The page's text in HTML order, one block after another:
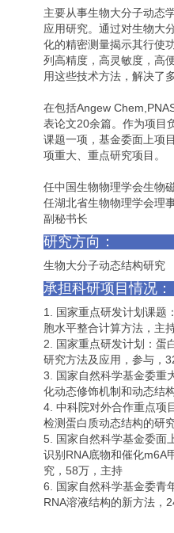
主要从事生物大分子动态
应用研究。通过对生物大
化的精密测量揭示其行使
列高精度，高灵敏度，高
用这些技术方法，解决了
在包括Angew
表论文20余篇。作为项目
课题一项，基金委面上项
项重大、重点研究项目。
任中国生物物理学会生物
任湖北省生物物理学会理
副秘书长
研究方向：
生物大分子动态结构研究
承担科研项目情况：
1. 国家重点研发计划课题
胞水平整合计算方法，主
2. 国家重点研发计划：蛋
研究方法及应用，参与，
3. 国家自然科学基金委重
化动态修饰机制和动态结
4. 中科院对外合作重点项
检测蛋白质动态结构的研
5. 国家自然科学基金委面
识别RNA底物和催化m6A
究，58万，主持
6. 国家自然科学基金委青
RNA溶液结构的新方法，